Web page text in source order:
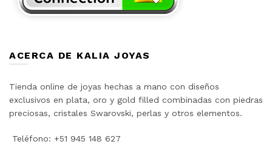
ACERCA DE KALIA JOYAS
Tienda online de joyas hechas a mano con diseños
exclusivos en plata, oro y gold filled combinadas con piedras
preciosas, cristales Swarovski, perlas y otros elementos.
Teléfono: +51 945 148 627